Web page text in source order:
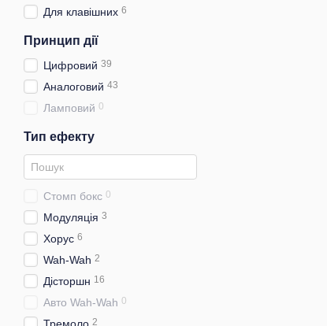
Для клавішних 6
Принцип дії
Цифровий 39
Аналоговий 43
Ламповий 0
Тип ефекту
Cтомп бокс 0
Модуляція 3
Хорус 6
Wah-Wah 2
Дісторшн 16
Авто Wah-Wah 0
2